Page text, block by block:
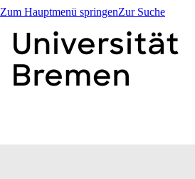
Zum Hauptmenü springenZur Suche